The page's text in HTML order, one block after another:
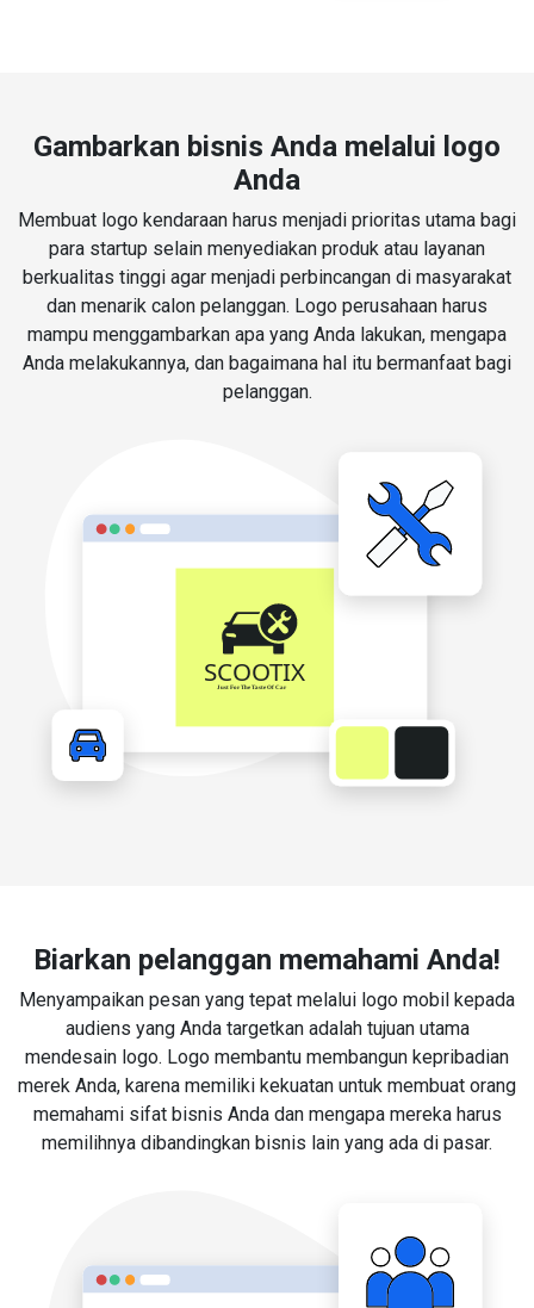
Gambarkan bisnis Anda melalui logo
Anda
Membuat logo kendaraan harus menjadi prioritas utama bagi
para startup selain menyediakan produk atau layanan
berkualitas tinggi agar menjadi perbincangan di masyarakat
dan menarik calon pelanggan. Logo perusahaan harus
mampu menggambarkan apa yang Anda lakukan, mengapa
Anda melakukannya, dan bagaimana hal itu bermanfaat bagi
pelanggan.
Biarkan pelanggan memahami Anda!
Menyampaikan pesan yang tepat melalui logo mobil kepada
audiens yang Anda targetkan adalah tujuan utama
mendesain logo. Logo membantu membangun kepribadian
merek Anda, karena memiliki kekuatan untuk membuat orang
memahami sifat bisnis Anda dan mengapa mereka harus
memilihnya dibandingkan bisnis lain yang ada di pasar.